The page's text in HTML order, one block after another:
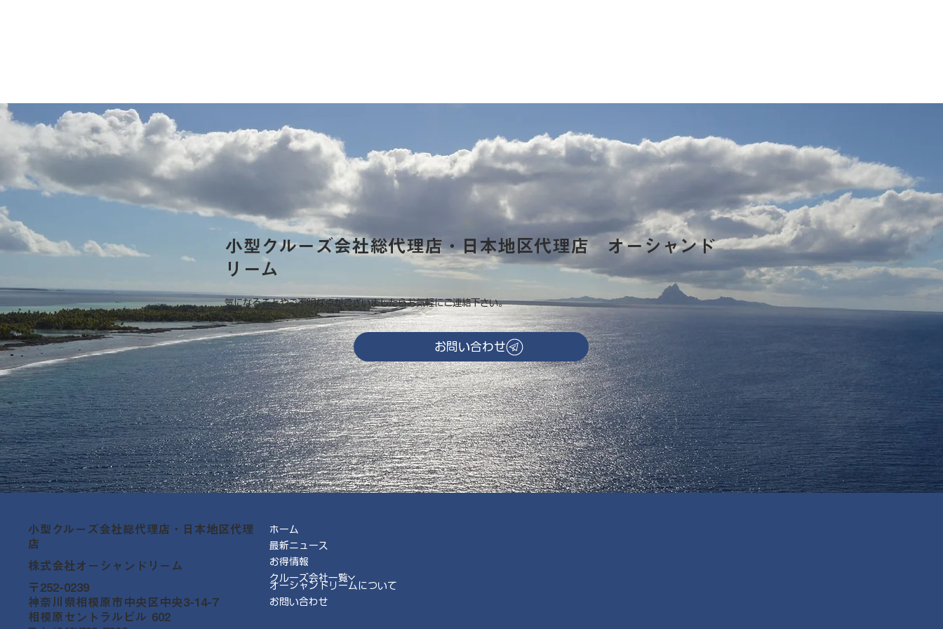
小型クルーズ会社総代理店・日本地区代理店 オーシャンド
リーム
気になることやご不明な点がございましたらお気軽にご連絡下さい。
お問い合わせ
小型クルーズ会社総代理店・日本地区代理
店
株式会社オーシャンドリーム
〒252-0239
神奈川県相模原市中央区中央3-14-7
相模原セントラルビル 602
ホーム
最新ニュース
お得情報
クルーズ会社一覧
オーシャンドリームについて
お問い合わせ